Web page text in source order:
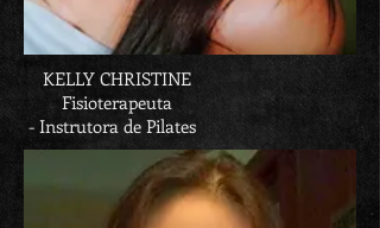
KELLY CHRISTINE
Fisioterapeuta
- Instrutora de Pilates